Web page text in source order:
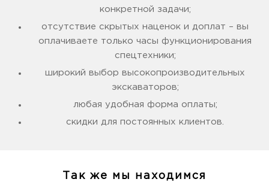
конкретной задачи;
отсутствие скрытых наценок и доплат – вы
оплачиваете только часы функционирования
спецтехники;
широкий выбор высокопроизводительных
экскаваторов;
любая удобная форма оплаты;
скидки для постоянных клиентов.
Так же мы находимся